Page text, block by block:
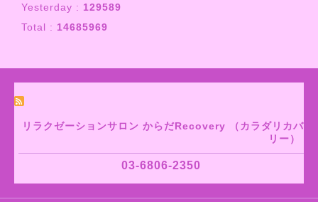
Yesterday : 129589
Total : 14685969
リラクゼーションサロン からだRecovery （カラダリカバ
リー）
03-6806-2350